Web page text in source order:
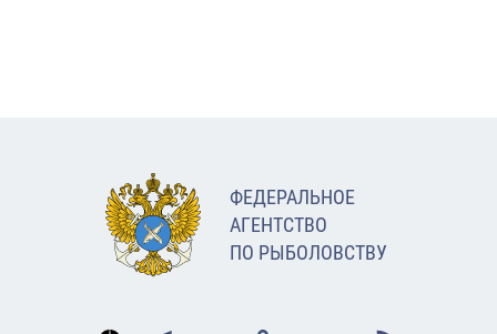
ФЕДЕРАЛЬНОЕ
АГЕНТСТВО
ПО РЫБОЛОВСТВУ